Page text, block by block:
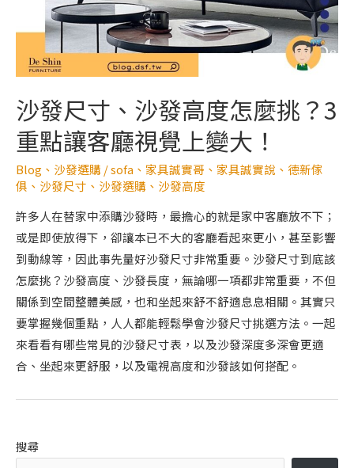
沙發尺寸、沙發高度怎麼挑？3
重點讓客廳視覺上變大！
Blog 、 沙發選購/sofa 、 家具誠實哥 、 家具誠實說 、 德新傢
俱 、 沙發尺寸 、 沙發選購 、 沙發高度
許多人在替家中添購沙發時，最擔心的就是家中客廳放不下；
或是即使放得下，卻讓本已不大的客廳看起來更小，甚至影響
到動線等，因此事先量好沙發尺寸非常重要。沙發尺寸到底該
怎麼挑？沙發高度、沙發長度，無論哪一項都非常重要，不但
關係到空間整體美感，也和坐起來舒不舒適息息相關。其實只
要掌握幾個重點，人人都能輕鬆學會沙發尺寸挑選方法。一起
來看看有哪些常見的沙發尺寸表，以及沙發深度多深會更適
合、坐起來更舒服，以及電視高度和沙發該如何搭配。
搜尋